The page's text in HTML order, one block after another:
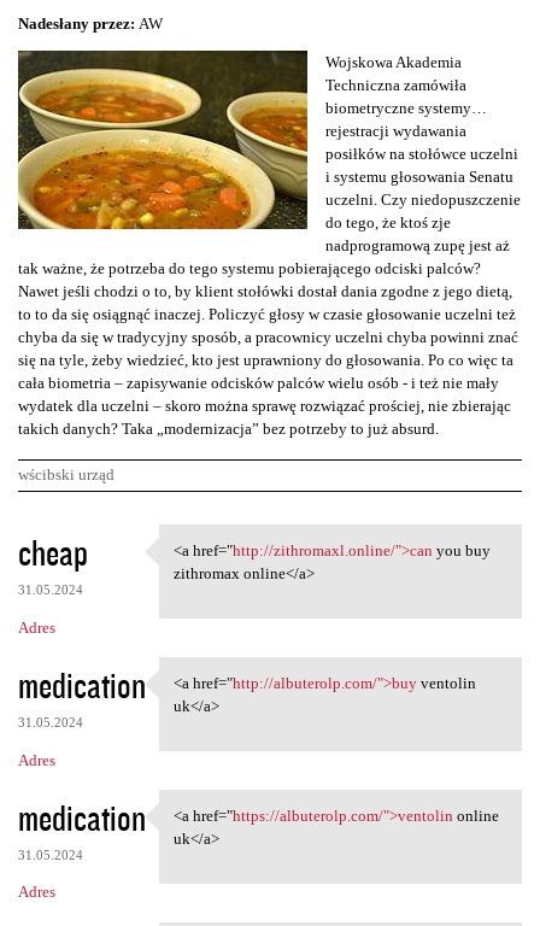
Nadesłany przez: AW
Wojskowa Akademia
Techniczna zamówiła
biometryczne systemy…
rejestracji wydawania
posiłków na stołówce uczelni
i systemu głosowania Senatu
uczelni. Czy niedopuszczenie
do tego, że ktoś zje
nadprogramową zupę jest aż
tak ważne, że potrzeba do tego systemu pobierającego odciski palców?
Nawet jeśli chodzi o to, by klient stołówki dostał dania zgodne z jego dietą,
to to da się osiągnąć inaczej. Policzyć głosy w czasie głosowanie uczelni też
chyba da się w tradycyjny sposób, a pracownicy uczelni chyba powinni znać
się na tyle, żeby wiedzieć, kto jest uprawniony do głosowania. Po co więc ta
cała biometria – zapisywanie odcisków palców wielu osób - i też nie mały
wydatek dla uczelni – skoro można sprawę rozwiązać prościej, nie zbierając
takich danych? Taka „modernizacja” bez potrzeby to już absurd.
wścibski urząd
K
o
m
e
n
t
r
z
e
cheap
31.05.2024
Adres
<a href="http://zithromaxl
<a href="http://zithromaxl.online/">can you buy
zithromax online</a>
medication
31.05.2024
Adres
<a href="http://albuterolp
<a href="http://albuterolp.com/">buyventolin
uk</a>
medication
31.05.2024
Adres
<a href="https://albuterolp
<a href="https://albuterolp.com/">ventolin online
uk</a>